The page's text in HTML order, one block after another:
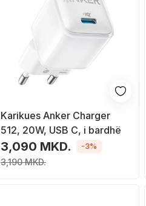
Karikues Anker Charger
512, 20W, USB C, i bardhë
3,090 MKD.
3,190 MKD.
-3%